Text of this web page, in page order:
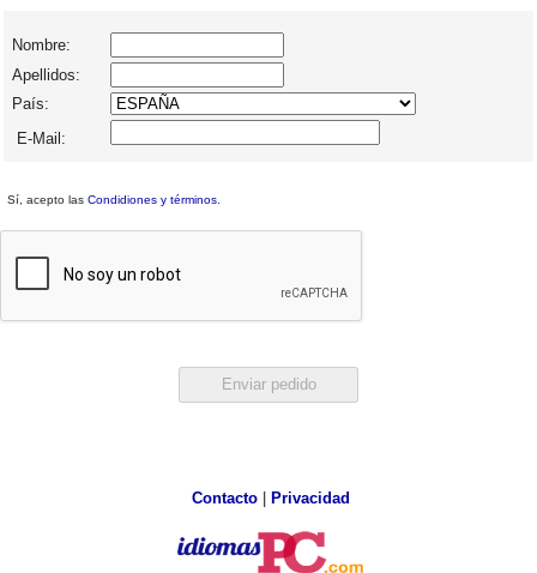
Nombre:
Apellidos:
País:
E-Mail:
Sí, acepto las Condidiones y términos
Contacto| Privacidad